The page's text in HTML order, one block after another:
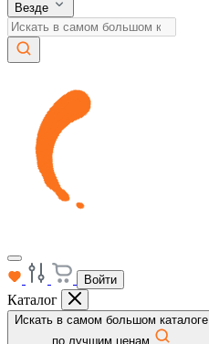
Везде
Войти
Каталог
Искать в самом большом каталоге
по лучшим ценам